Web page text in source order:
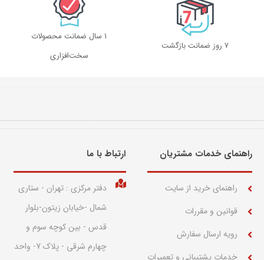
۷ روز ضمانت بازگشت
1 سال ضمانت محصولات
سخت‌افزاری
راهنمای خدمات مشتریان
راهنمای خرید از سایت
قوانین و مقررات
رویه ارسال سفارش
خدمات پشتیبانی و تعمیرات
ارتباط با ما​
دفتر مرکزی : تهران - ستاری
شمال -خیابان زیتون-بلوار
قدس - بین کوچه سوم و
چهارم شرقی - پلاک 7- واحد